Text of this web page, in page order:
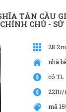
TÂN CẦU
CHỦ - SỬ
nhà
có TL
221tr/
mã